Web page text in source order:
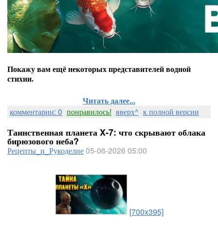
Покажу вам ещё некоторых представителей водной
стихии.
Читать далее...
комментарии: 0 понравилось! вверх^ к полной версии
Таинственная планета X‑7: что скрывают облака
бирюзового неба?
Рецепты_и_Рукоделие05-06-2026 05:00
[700x395]